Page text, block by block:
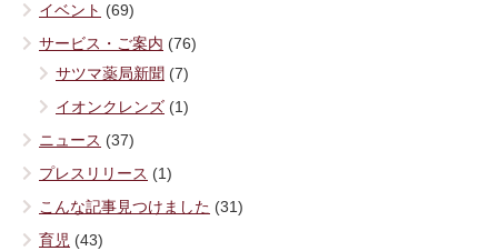
イベント (69)
サービス・ご案内 (76)
サツマ薬局新聞 (7)
イオンクレンズ (1)
ニュース (37)
プレスリリース (1)
こんな記事見つけました (31)
育児 (43)